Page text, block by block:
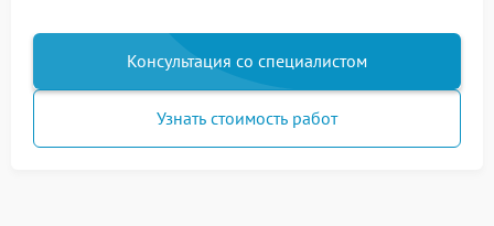
Консультация со специалистом
Узнать стоимость работ